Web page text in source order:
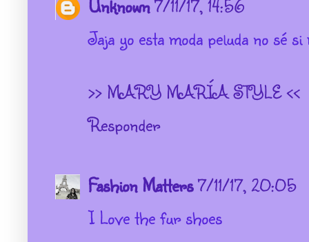
Unknown7/11/17, 14:56
Jaja yo esta moda peluda no sé si
>> MARY MARÍA STYLE <<
Responder
Fashion Matters7/11/17, 20:05
I Love the fur shoes